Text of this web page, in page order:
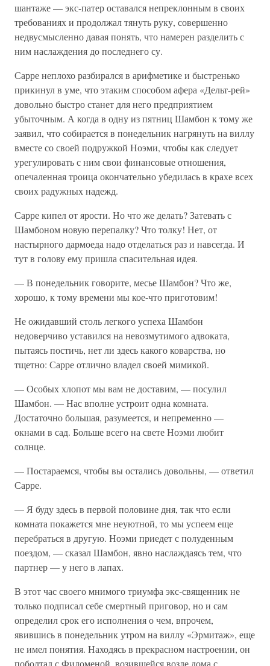
шантаже — экс-патер оставался непреклонным в своих
требованиях и продолжал тянуть руку, совершенно
недвусмысленно давая понять, что намерен разделить с
ним наслаждения до последнего су.
Сарре неплохо разбирался в арифметике и быстренько
прикинул в уме, что этаким способом афера «Дельт-рей»
довольно быстро станет для него предприятием
убыточным. А когда в одну из пятниц Шамбон к тому же
заявил, что собирается в понедельник нагрянуть на виллу
вместе со своей подружкой Ноэми, чтобы как следует
урегулировать с ним свои финансовые отношения,
опечаленная троица окончательно убедилась в крахе всех
своих радужных надежд.
Сарре кипел от ярости. Но что же делать? Затевать с
Шамбоном новую перепалку? Что толку! Нет, от
настырного дармоеда надо отделаться раз и навсегда. И
тут в голову ему пришла спасительная идея.
— В понедельник говорите, месье Шамбон? Что же,
хорошо, к тому времени мы кое-что приготовим!
Не ожидавший столь легкого успеха Шамбон
недоверчиво уставился на невозмутимого адвоката,
пытаясь постичь, нет ли здесь какого коварства, но
тщетно: Сарре отлично владел своей мимикой.
— Особых хлопот мы вам не доставим, — посулил
Шамбон. — Нас вполне устроит одна комната.
Достаточно большая, разумеется, и непременно —
окнами в сад. Больше всего на свете Ноэми любит
солнце.
— Постараемся, чтобы вы остались довольны, — ответил
Сарре.
— Я буду здесь в первой половине дня, так что если
комната покажется мне неуютной, то мы успеем еще
перебраться в другую. Ноэми приедет с полуденным
поездом, — сказал Шамбон, явно наслаждаясь тем, что
партнер — у него в лапах.
В этот час своего мнимого триумфа экс-священник не
только подписал себе смертный приговор, но и сам
определил срок его исполнения о чем, впрочем,
явившись в понедельник утром на виллу «Эрмитаж», еще
не имел понятия. Находясь в прекрасном настроении, он
поболтал с Филоменой. возившейся возле дома с